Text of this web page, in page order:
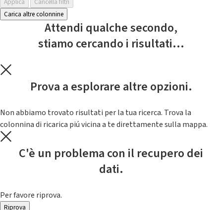
Carica altre colonnine
Attendi qualche secondo,
stiamo cercando i risultati...
Prova a esplorare altre opzioni.
Non abbiamo trovato risultati per la tua ricerca. Trova la
colonnina di ricarica piú vicina a te direttamente sulla mappa.
C'è un problema con il recupero dei
dati.
Per favore riprova.
Riprova